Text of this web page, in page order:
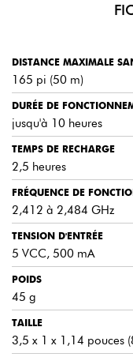
DISTANCE MAXIMALE
165 pi (50 m)
DURÉE DE
jusqu'à 10 heures
TEMPS DE RECHARGE
2,5 heures
FRÉQUENCE DE
2,412 à 2,484 GHz
TENSION D'ENTRÉE
5 VCC, 500 mA
POIDS
45 g
TAILLE
3,5 x 1 x 1,14 pouces